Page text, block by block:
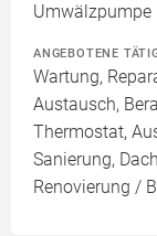
Umwälzpumpe
ANGEBOTENE
Wartung,
Austausch,
Thermostat,
Sanierung,
Renovierung /